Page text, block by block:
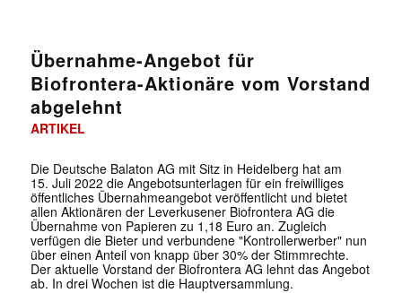
Übernahme-Angebot für
Biofrontera-Aktionäre vom Vorstand
abgelehnt
ARTIKEL
Die Deutsche Balaton AG mit Sitz in Heidelberg hat am
15. Juli 2022 die Angebotsunterlagen für ein freiwilliges
öffentliches Übernahmeangebot veröffentlicht und bietet
allen Aktionären der Leverkusener Biofrontera AG die
Übernahme von Papieren zu 1,18 Euro an. Zugleich
verfügen die Bieter und verbundene "Kontrollerwerber" nun
über einen Anteil von knapp über 30% der Stimmrechte.
Der aktuelle Vorstand der Biofrontera AG lehnt das Angebot
ab. In drei Wochen ist die Hauptversammlung.